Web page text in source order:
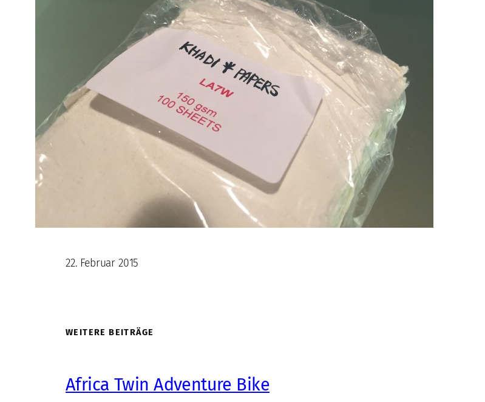
22. Februar 2015
WEITERE BEITRÄGE
Africa Twin Adventure Bike